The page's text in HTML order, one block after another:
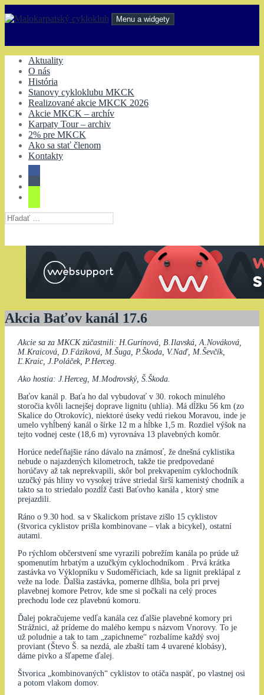
na
Menu a widgety
Aktuality
O nás
História
Stanovy cykloklubu MKCK
Realizované akcie MKCK 2026
Akcie MKCK – archív
Karpaty Tour – archiv
2% pre MKCK
Ako sa stať členom
Kontakty
Hľadať:
Akcia Baťov kanál 17.6
Akcie sa za MKCK zúčastnili: H.Gurínová, B.Ilavská, A.Nováková,
M.Kraicová, D.Fáziková, M.Šuga, P.Škoda, V.Naď, M.Ševčík,
Ľ.Kraic, J.Poláček, P.Herceg.
Ako hostia: J.Herceg, M.Modrovský, Š.Škoda.
Baťov kanál p. Baťa ho dal vybudovať v 30. rokoch minulého
storočia kvôli lacnejšej doprave lignitu (uhlia). Má dĺžku 56 km (zo
Skalice do Otrokovíc), niektoré úseky vedú riekou Moravou, inde je
umelo vyhĺbený kanál o šírke 12 m a hĺbke 1,5 m. Rozdiel výšok na
tejto vodnej ceste (18,6 m) vyrovnáva 13 plavebných komôr.
Horúce nedeľňajšie ráno dávalo na známosť, že dnešná cyklistika
nebude o najazdených kilometroch, takže tie predpovedané
horúčavy až tak neprekvapili, skôr bol prekvapením cyklochodník
uzučký pás hliny vo vysokej tráve striedal širší kamenistý chodník a
takto sa to striedalo pozdĺž časti Baťovho kanála , ktorý sme
prejazdili.
Ráno o 9.30 hod. sa v Skalickom prístave zišlo 15 cyklistov
(štvorica cyklistov prišla kombinovane – vlak a bicykel), ostatní
autami.
Po rýchlom občerstvení sme vyrazili pobrežím kanála po prúde už
spomenutím hrbatým a uzučkým cyklochodníkom . Prvá krátka
zastávka vo Výklopníku v Sudoměřiciach, kde sa lignit preklápal z
veže na lode. Ďalšia zastávka, pomerne dlhšia, bola pri prvej
plavebnej komore Petrov, kde sme si počkali na celý proces
prechodu lode cez plavebnú komoru.
Ďalej pokračujeme vedľa kanála cez ďalšie plavebné komory pri
Strážnici, až prídeme do malého kempu s názvom Vnorovy. To je
už poludnie a tak to tam „zapichneme“ rozbalíme každý svoj
proviant (Števo Š. sa nezdá, ale zbaští tam 4 uvarené klobásy),
dáme pivko a šľapeme ďalej.
Štvorica „kombinovaných“ cyklistov to otáča naspäť, po vlastnej osi
a potom vlakom domov.